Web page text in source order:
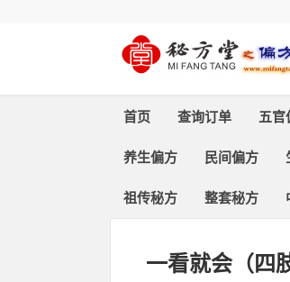
首页 查询订单 五官
养生偏方 民间偏方
祖传秘方 整套秘方
一看就会（四